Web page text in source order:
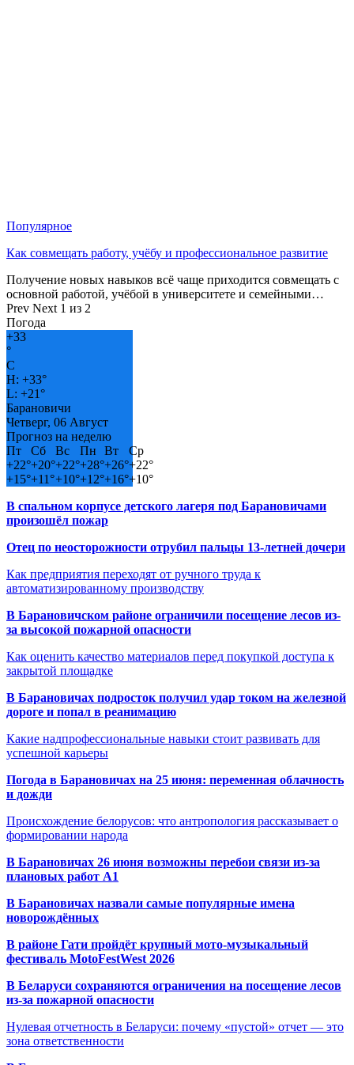
Популярное
Как совмещать работу, учёбу и профессиональное развитие
Получение новых навыков всё чаще приходится совмещать с
основной работой, учёбой в университете и семейными…
Prev Next 1 из 2
Погода
+33
°
C
H: +33°
L: +21°
Барановичи
Четверг, 06 Август
Прогноз на неделю
Пт
Сб Вс Пн Вт
Ср
+22°+20°+22°+28°+26°+22°
+15°+11°+10°+12°+16°+10°
В спальном корпусе детского лагеря под Барановичами
произошёл пожар
Отец по неосторожности отрубил пальцы 13-летней дочери
Как предприятия переходят от ручного труда к
автоматизированному производству
В Барановичском районе ограничили посещение лесов из-
за высокой пожарной опасности
Как оценить качество материалов перед покупкой доступа к
закрытой площадке
В Барановичах подросток получил удар током на железной
дороге и попал в реанимацию
Какие надпрофессиональные навыки стоит развивать для
успешной карьеры
Погода в Барановичах на 25 июня: переменная облачность
и дожди
Происхождение белорусов: что антропология рассказывает о
формировании народа
В Барановичах 26 июня возможны перебои связи из-за
плановых работ A1
В Барановичах назвали самые популярные имена
новорождённых
В районе Гати пройдёт крупный мото-музыкальный
фестиваль MotoFestWest 2026
В Беларуси сохраняются ограничения на посещение лесов
из-за пожарной опасности
Нулевая отчетность в Беларуси: почему «пустой» отчет — это
зона ответственности